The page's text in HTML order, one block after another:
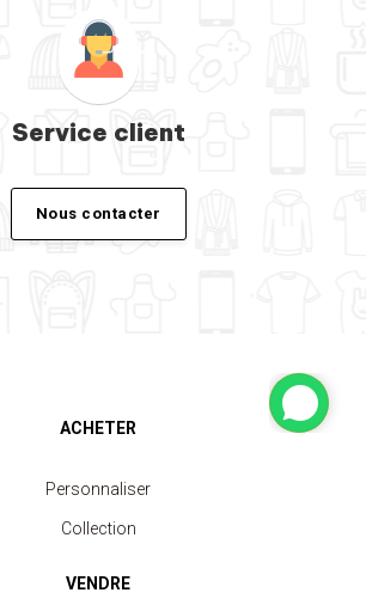
Service client
Nous contacter
ACHETER
Personnaliser
Collection
VENDRE